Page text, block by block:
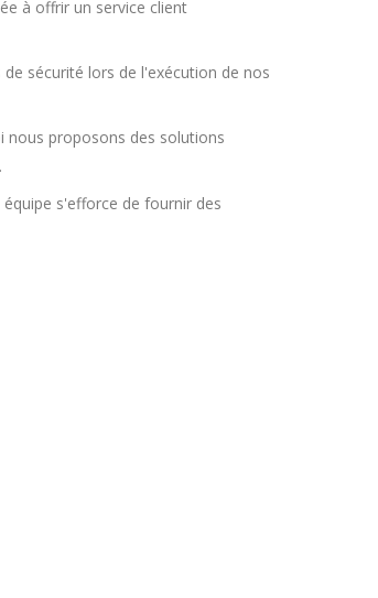
à offrir un service client
sécurité lors de l'exécution de nos
nous proposons des solutions
s'efforce de fournir des